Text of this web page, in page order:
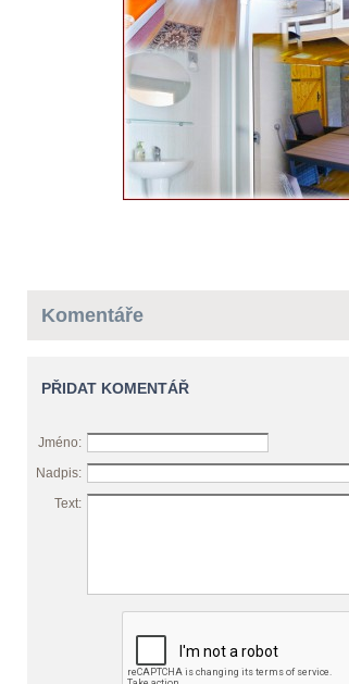
Komentáře
PŘIDAT KOMENTÁŘ
Jméno:
Nadpis:
Text: